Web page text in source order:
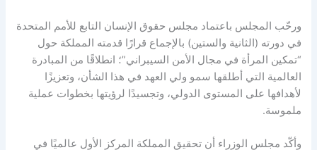
ورحّب المجلس باعتماد مجلس حقوق الإنسان التابع للأمم المتحدة
في دورته (الثانية والستين) بالإجماع قرارًا قدمته المملكة حول
“تمكين المرأة في مجال الأمن السيبراني”؛ انطلاقًا من المبادرة
العالمية التي أطلقها سمو ولي العهد في هذا الشأن، وتعزيزًا
لأهدافها على المستوى الدولي، وتجسيدًا لرؤيتها بخطوات عملية
ملموسة.
وأكّد مجلس الوزراء أن تحقيق المملكة المركز الأول عالميًا في